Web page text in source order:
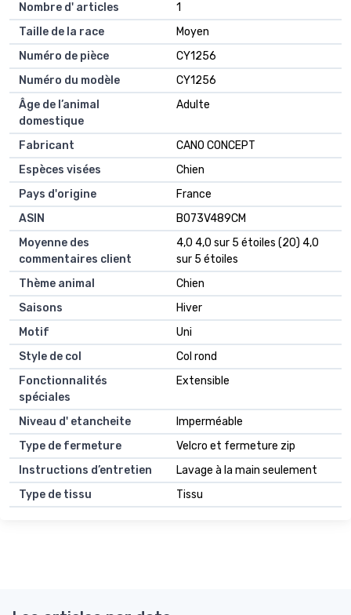
Nombre d' articles
1
Taille de la race
Moyen
Numéro de pièce
CY1256
Numéro du modèle
CY1256
Âge de l’animal
domestique
Adulte
Fabricant
CANO CONCEPT
Espèces visées
Chien
Pays d'origine
France
ASIN
B073V489CM
Moyenne des
commentaires client
4,0 4,0 sur 5 étoiles (20) 4,0
sur 5 étoiles
Thème animal
Chien
Saisons
Hiver
Motif
Uni
Style de col
Col rond
Fonctionnalités
spéciales
Extensible
Niveau d' etancheite
Imperméable
Type de fermeture
Velcro et fermeture zip
Instructions d’entretien
Lavage à la main seulement
Type de tissu
Tissu